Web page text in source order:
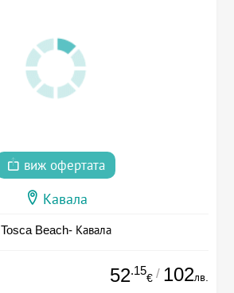
виж офертата
Кавала
Tosca Beach- Кавала
52.15
€ / 102лв.